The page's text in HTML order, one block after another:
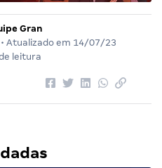
Gran
• Atualizado em 14/07/23
leitura